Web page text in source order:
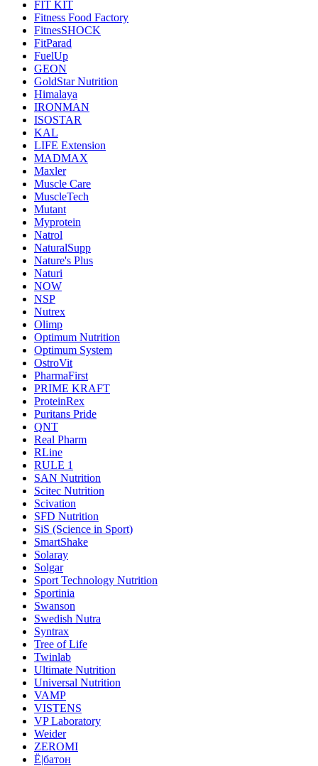
FIT KIT
Fitness Food Factory
FitnesSHOCK
FitParad
FuelUp
GEON
GoldStar Nutrition
Himalaya
IRONMAN
ISOSTAR
KAL
LIFE Extension
MADMAX
Maxler
Muscle Care
MuscleTech
Mutant
Myprotein
Natrol
NaturalSupp
Nature's Plus
Naturi
NOW
NSP
Nutrex
Olimp
Optimum Nutrition
Optimum System
OstroVit
PharmaFirst
PRIME KRAFT
ProteinRex
Puritans Pride
QNT
Real Pharm
RLine
RULE 1
SAN Nutrition
Scitec Nutrition
Scivation
SFD Nutrition
SiS (Science in Sport)
SmartShake
Solaray
Solgar
Sport Technology Nutrition
Sportinia
Swanson
Swedish Nutra
Syntrax
Tree of Life
Twinlab
Ultimate Nutrition
Universal Nutrition
VAMP
VISTENS
VP Laboratory
Weider
ZEROMI
Ё|батон